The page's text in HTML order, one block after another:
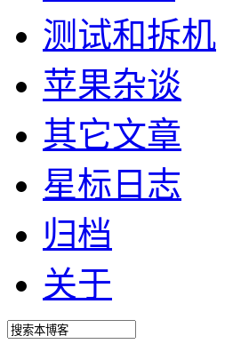
测试和拆机
苹果杂谈
其它文章
星标日志
归档
关于